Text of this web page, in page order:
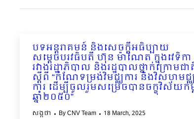
បទអន្ដរាគមន៍ និងសេចក្ដីអធិប្បាយ
សម្ដេចបរវធិបតី ហ៊ុន ម៉ាណែត ក្នុងវេទិកា
រវាងរដ្ឋាភិបាល និងរដ្ឋបាលថ្នាក់ក្រោមជា
ស្ដីពី “កំណែទម្រង់វិមជ្ឈការ និងវិសហមជ្
ការ ដើម្បីចូលរួមសម្រេចបានចក្ខុវិស័យកម្
ឆ្នាំ២០៥០”
សង្កថា ByCNV Team 18 March, 2025